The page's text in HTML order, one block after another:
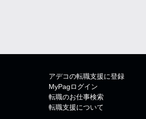
アデコの転職支援に登録
MyPagログイン
転職のお仕事検索
転職支援について